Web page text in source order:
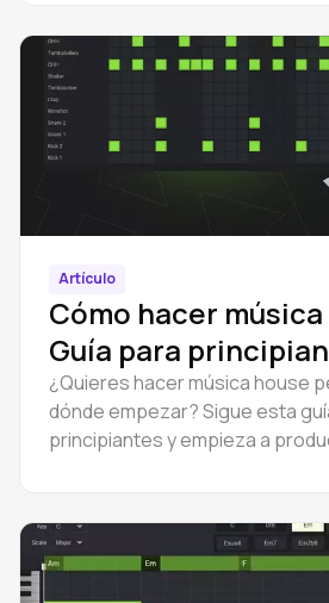
Artículo
Cómo hacer
Guía para
¿Quieres hacer música house
dónde empezar? Sigue esta
principiantes y empieza a